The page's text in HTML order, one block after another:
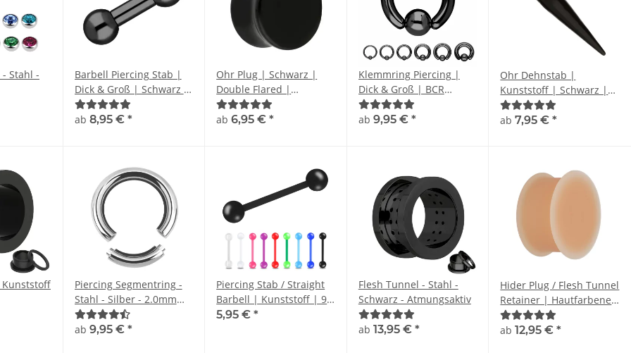
Stahl -
Barbell Piercing Stab |
Dick & Groß | Schwarz |
Chirurgenstahl
ab 8,95 € *
Ohr Plug | Schwarz |
Double Flared |
Kunststoff / Acryl
ab6,95 €*
Klemmring Piercing |
Dick & Groß | BCR
schwarz
ab 9,95 € *
Ohr Dehnstab |
Kunststoff | Schwarz |
Ohrloch Expander
ab7,95 €*
Kunststoff
Piercing Segmentring -
Stahl - Silber - 2.0mm
bis 6.0mm
ab 9,95 € *
Piercing Stab / Straight
Barbell | Kunststoff | 9
Farben | 11 Größen
5,95 €*
Flesh Tunnel - Stahl -
Schwarz - Atmungsaktiv
ab 13,95 € *
Hider Plug / Flesh Tunnel
Retainer | Hautfarbener
Ohrplug zum Tunnel
Verstecken
ab12,95 €*